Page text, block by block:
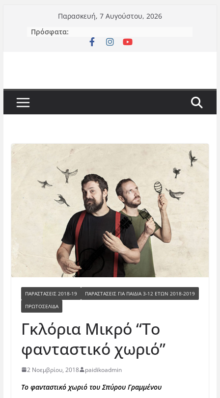
περιεχόμενο
Παρασκευή, 7 Αυγούστου, 2026
Πρόσφατα:
ΠΑΡΑΣΤΑΣΕΙΣ 2018-19
ΠΑΡΑΣΤΆΣΕΙΣ ΓΙΑ ΠΑΙΔΙΆ 3-12 ΕΤΏΝ 2018-2019
ΠΡΩΤΟΣΕΛΙΔΑ
Γκλόρια Μικρό “Το
φανταστικό χωριό”
2 Νοεμβρίου, 2018 paidikoadmin
Το φανταστικό χωριό του Σπύρου Γραμμένου